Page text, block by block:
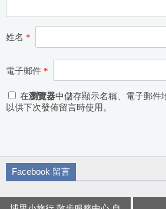
姓名 *
電子郵件 *
在瀏覽器中儲存顯示名稱、電子郵件
以供下次發佈留言時使用。
Facebook 留言